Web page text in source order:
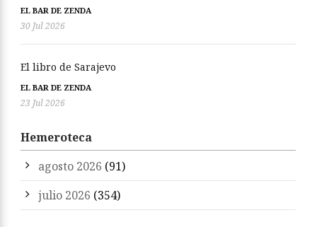
EL BAR DE ZENDA
30 Jul 2026
El libro de Sarajevo
EL BAR DE ZENDA
23 Jul 2026
Hemeroteca
agosto 2026 (91)
julio 2026 (354)